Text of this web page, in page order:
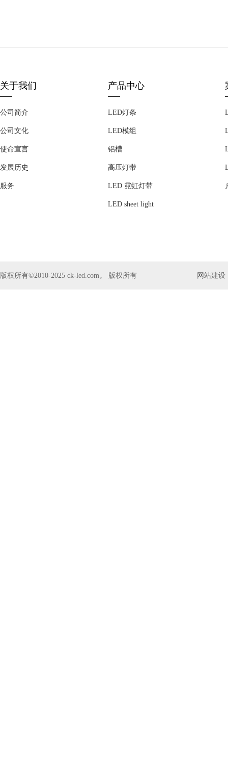
关于我们
公司简介
公司文化
使命宣言
发展历史
服务
产品中心
LED灯条
LED模组
铝槽
高压灯带
LED 霓虹灯带
LED sheet light
版权所有©2010-2025 ck-led.com。 版权所有 网站建设